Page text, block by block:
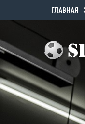
ГЛАВНАЯ